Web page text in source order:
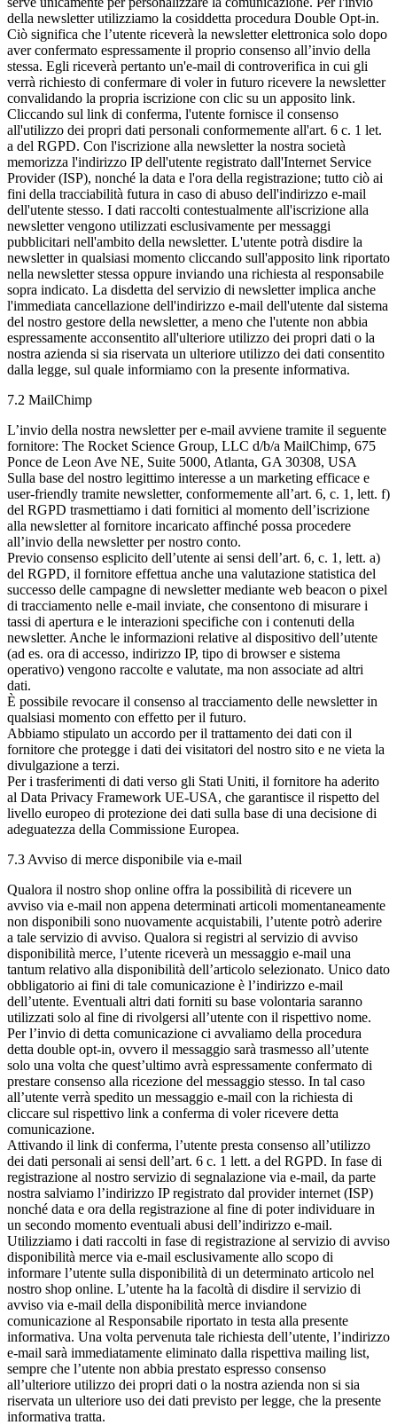
della newsletter utilizziamo la cosiddetta procedura Double Opt-in.
Ciò significa che l’utente riceverà la newsletter elettronica solo dopo
aver confermato espressamente il proprio consenso all’invio della
stessa. Egli riceverà pertanto un'e-mail di controverifica in cui gli
verrà richiesto di confermare di voler in futuro ricevere la newsletter
convalidando la propria iscrizione con clic su un apposito link.
Cliccando sul link di conferma, l'utente fornisce il consenso
all'utilizzo dei propri dati personali conformemente all'art. 6 c. 1 let.
a del RGPD. Con l'iscrizione alla newsletter la nostra società
memorizza l'indirizzo IP dell'utente registrato dall'Internet Service
Provider (ISP), nonché la data e l'ora della registrazione; tutto ciò ai
fini della tracciabilità futura in caso di abuso dell'indirizzo e-mail
dell'utente stesso. I dati raccolti contestualmente all'iscrizione alla
newsletter vengono utilizzati esclusivamente per messaggi
pubblicitari nell'ambito della newsletter. L'utente potrà disdire la
newsletter in qualsiasi momento cliccando sull'apposito link riportato
nella newsletter stessa oppure inviando una richiesta al responsabile
sopra indicato. La disdetta del servizio di newsletter implica anche
l'immediata cancellazione dell'indirizzo e-mail dell'utente dal sistema
del nostro gestore della newsletter, a meno che l'utente non abbia
espressamente acconsentito all'ulteriore utilizzo dei propri dati o la
nostra azienda si sia riservata un ulteriore utilizzo dei dati consentito
dalla legge, sul quale informiamo con la presente informativa.
7.2 MailChimp
L’invio della nostra newsletter per e-mail avviene tramite il seguente
fornitore: The Rocket Science Group, LLC d/b/a MailChimp, 675
Ponce de Leon Ave NE, Suite 5000, Atlanta, GA 30308, USA
Sulla base del nostro legittimo interesse a un marketing efficace e
user-friendly tramite newsletter, conformemente all’art. 6, c. 1, lett. f)
del RGPD trasmettiamo i dati fornitici al momento dell’iscrizione
alla newsletter al fornitore incaricato affinché possa procedere
all’invio della newsletter per nostro conto.
Previo consenso esplicito dell’utente ai sensi dell’art. 6, c. 1, lett. a)
del RGPD, il fornitore effettua anche una valutazione statistica del
successo delle campagne di newsletter mediante web beacon o pixel
di tracciamento nelle e-mail inviate, che consentono di misurare i
tassi di apertura e le interazioni specifiche con i contenuti della
newsletter. Anche le informazioni relative al dispositivo dell’utente
(ad es. ora di accesso, indirizzo IP, tipo di browser e sistema
operativo) vengono raccolte e valutate, ma non associate ad altri
dati.
È possibile revocare il consenso al tracciamento delle newsletter in
qualsiasi momento con effetto per il futuro.
Abbiamo stipulato un accordo per il trattamento dei dati con il
fornitore che protegge i dati dei visitatori del nostro sito e ne vieta la
divulgazione a terzi.
Per i trasferimenti di dati verso gli Stati Uniti, il fornitore ha aderito
al Data Privacy Framework UE-USA, che garantisce il rispetto del
livello europeo di protezione dei dati sulla base di una decisione di
adeguatezza della Commissione Europea.
7.3 Avviso di merce disponibile via e-mail
Qualora il nostro shop online offra la possibilità di ricevere un
avviso via e-mail non appena determinati articoli momentaneamente
non disponibili sono nuovamente acquistabili, l’utente potrò aderire
a tale servizio di avviso. Qualora si registri al servizio di avviso
disponibilità merce, l’utente riceverà un messaggio e-mail una
tantum relativo alla disponibilità dell’articolo selezionato. Unico dato
obbligatorio ai fini di tale comunicazione è l’indirizzo e-mail
dell’utente. Eventuali altri dati forniti su base volontaria saranno
utilizzati solo al fine di rivolgersi all’utente con il rispettivo nome.
Per l’invio di detta comunicazione ci avvaliamo della procedura
detta double opt-in, ovvero il messaggio sarà trasmesso all’utente
solo una volta che quest’ultimo avrà espressamente confermato di
prestare consenso alla ricezione del messaggio stesso. In tal caso
all’utente verrà spedito un messaggio e-mail con la richiesta di
cliccare sul rispettivo link a conferma di voler ricevere detta
comunicazione.
Attivando il link di conferma, l’utente presta consenso all’utilizzo
dei dati personali ai sensi dell’art. 6 c. 1 lett. a del RGPD. In fase di
registrazione al nostro servizio di segnalazione via e-mail, da parte
nostra salviamo l’indirizzo IP registrato dal provider internet (ISP)
nonché data e ora della registrazione al fine di poter individuare in
un secondo momento eventuali abusi dell’indirizzo e-mail.
Utilizziamo i dati raccolti in fase di registrazione al servizio di avviso
disponibilità merce via e-mail esclusivamente allo scopo di
informare l’utente sulla disponibilità di un determinato articolo nel
nostro shop online. L’utente ha la facoltà di disdire il servizio di
avviso via e-mail della disponibilità merce inviandone
comunicazione al Responsabile riportato in testa alla presente
informativa. Una volta pervenuta tale richiesta dell’utente, l’indirizzo
e-mail sarà immediatamente eliminato dalla rispettiva mailing list,
sempre che l’utente non abbia prestato espresso consenso
all’ulteriore utilizzo dei propri dati o la nostra azienda non si sia
riservata un ulteriore uso dei dati previsto per legge, che la presente
informativa tratta.